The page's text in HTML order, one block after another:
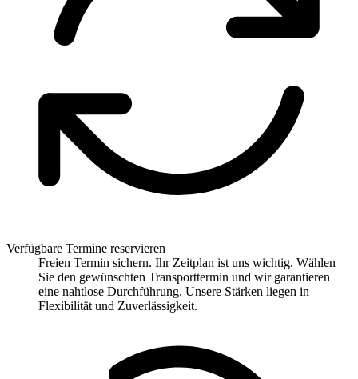
Verfügbare Termine reservieren
Freien Termin sichern. Ihr Zeitplan ist uns wichtig. Wählen
Sie den gewünschten Transporttermin und wir garantieren
eine nahtlose Durchführung. Unsere Stärken liegen in
Flexibilität und Zuverlässigkeit.